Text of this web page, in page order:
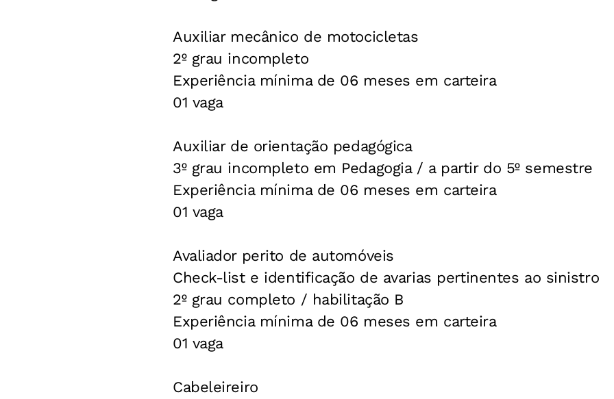
Auxiliar mecânico de motocicletas
2º grau incompleto
Experiência mínima de 06 meses em carteira
01 vaga
Auxiliar de orientação pedagógica
3º grau incompleto em Pedagogia / a partir do 5º semestre
Experiência mínima de 06 meses em carteira
01 vaga
Avaliador perito de automóveis
Check-list e identificação de avarias pertinentes ao sinistro
2º grau completo / habilitação B
Experiência mínima de 06 meses em carteira
01 vaga
Cabeleireiro